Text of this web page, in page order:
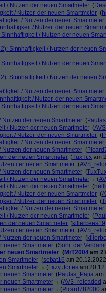
/ Nutzen der neuen Smartmeter (
/ Nutzen der neuen Smartmeter (
/ Nutzen der neuen Smartmeter
/ Nutzen der neuen
Sinnhaftigkeit / Nutzen der neuen
Sinnhaftigkeit / Nutzen der neuen
Sinnhaftigkeit / Nutzen der neuen
Sinnhaftigkeit / Nutzen der neuen
/ Nutzen der neuen Smartmeter
/ Nutzen der neuen
Sinnhaftigkeit / Nutzen der neuen
Nutzen der neuen Smartmeter (
/ Nutzen der neuen Smartmeter (
/ Nutzen der neuen Smartmeter (
/ Nutzen der neuen Smartmeter
Nutzen der neuen Smartmeter (
der neuen Smartmeter (TuxTux am
der neuen Smartmeter (
Nutzen der neuen Smartmeter (TuxTux
/ Nutzen der neuen Smartmeter
(
/ Nutzen der neuen Smartmeter (
/ Nutzen der neuen Smartmeter (
/ Nutzen der neuen Smartmeter (
/ Nutzen der neuen Smartmeter
/ Nutzen der neuen Smartmeter (
der neuen Smartmeter (killerbees19
der neuen Smartmeter (
Nutzen der neuen Smartmeter (
neuen Smartmeter (Sohn der
neuen Smartmeter (MrT2004 am
Smartmeter (sebat16 am
Smartmeter
(Lazy Jones am
neuen Smartmeter (Paulas_Papa am
neuen Smartmeter
(AVS_reloaded
neuen Smartmeter
(Picard782000